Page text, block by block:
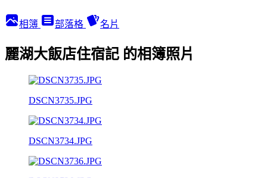
相簿 部落格 名片
麗湖大飯店住宿記 的相簿照片
DSCN3735.JPG
DSCN3734.JPG